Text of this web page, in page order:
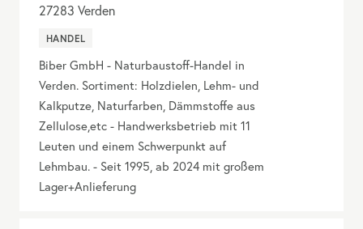
27283 Verden
HANDEL
Biber GmbH - Naturbaustoff-Handel in
Verden. Sortiment: Holzdielen, Lehm- und
Kalkputze, Naturfarben, Dämmstoffe aus
Zellulose,etc - Handwerksbetrieb mit 11
Leuten und einem Schwerpunkt auf
Lehmbau. - Seit 1995, ab 2024 mit großem
Lager+Anlieferung